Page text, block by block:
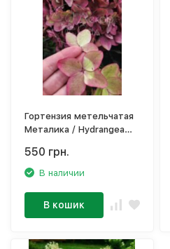
Гортензия метельчатая
Металика / Hydrangea
‘Renmeta’
550 грн.
В наличии
В кошик